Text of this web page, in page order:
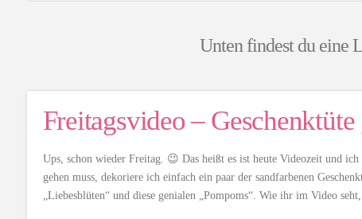
Unten findest du eine
Freitagsvideo – Geschenktüte
Ups, schon wieder Freitag. 😉 Das heißt es ist heute Videozeit und
gehen muss, dekoriere ich einfach ein paar der sandfarbenen
„Liebesblüten“ und diese genialen „Pompoms“. Wie ihr im Video